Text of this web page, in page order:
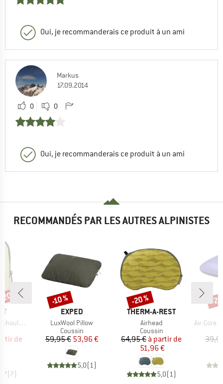
Oui, je recommanderais ce produit à un ami
Markus
17.09.2014
0 0
Oui, je recommanderais ce produit à un ami
RECOMMANDÉS PAR LES AUTRES ALPINISTES
Pocket
réduit
de
(7)
%
MARQUE
EXPED
Article
LuxWool Pillow
Product group
Coussin
Prix
59,95 €Prix réduit
53,96 €
5,0( 1)
Remise
-10 %
MARQUE
THERM-A-REST
Article
Airhead
Product group
Coussin
Prix
64,95 € Prix réduit
à partir de
51,96 €
5,0( 1)
Remise
-20 %
Article
Air-Core
-